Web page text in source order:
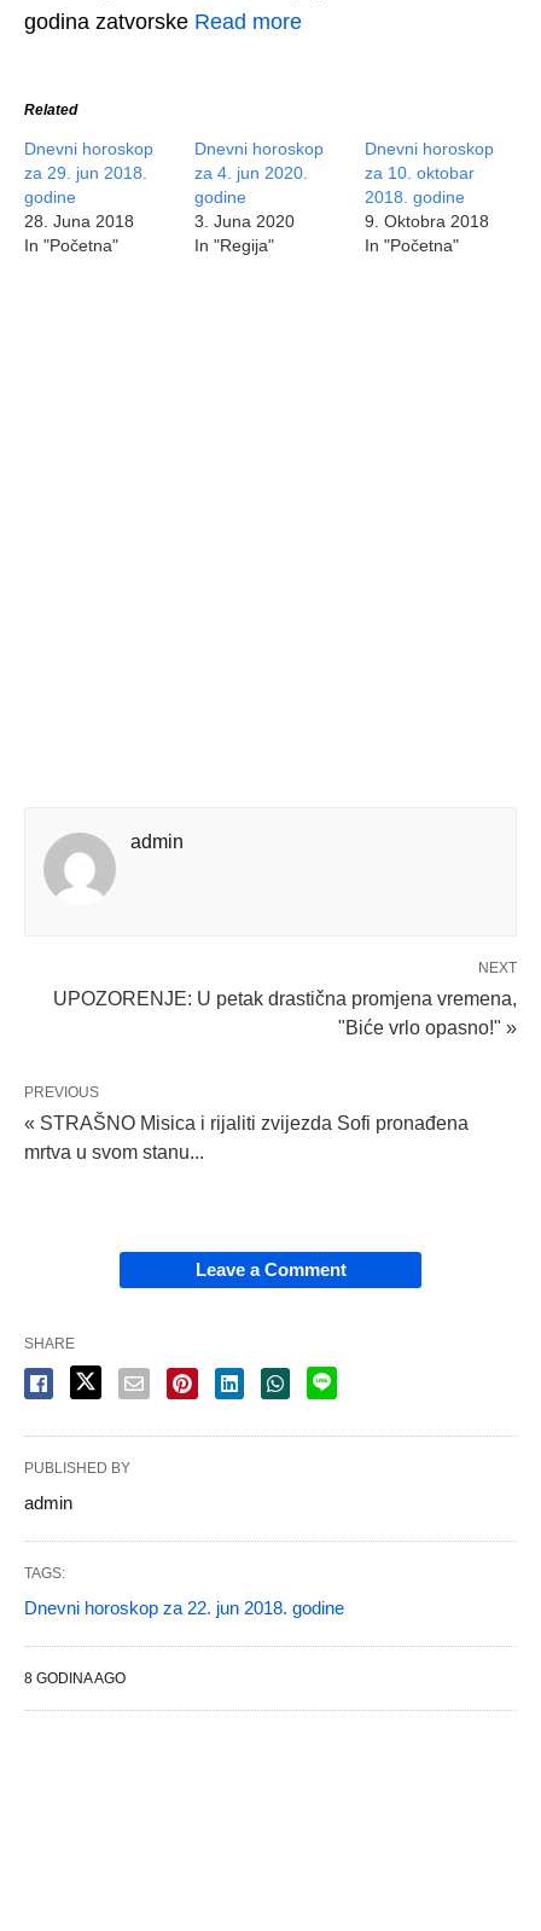
godina zatvorske Read more
Related
Dnevni horoskop
za 29. jun 2018.
godine
28. Juna 2018
In "Početna"
Dnevni horoskop
za 4. jun 2020.
godine
3. Juna 2020
In "Regija"
Dnevni horoskop
za 10. oktobar
2018. godine
9. Oktobra 2018
In "Početna"
admin
NEXT
UPOZORENJE: U petak drastična promjena vremena,
"Biće vrlo opasno!" »
PREVIOUS
« STRAŠNO Misica i rijaliti zvijezda Sofi pronađena
mrtva u svom stanu...
Leave a Comment
SHARE
PUBLISHED BY
admin
TAGS:
Dnevni horoskop za 22. jun 2018. godine
8 GODINA AGO